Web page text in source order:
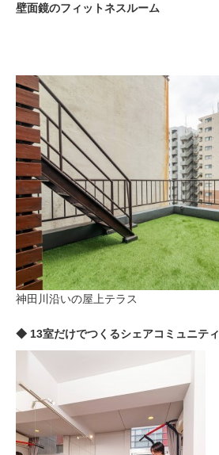
壁面鏡のフィットネスルーム
神田川沿いの屋上テラス
◆ 13室だけでつくるシェアコミュニティ